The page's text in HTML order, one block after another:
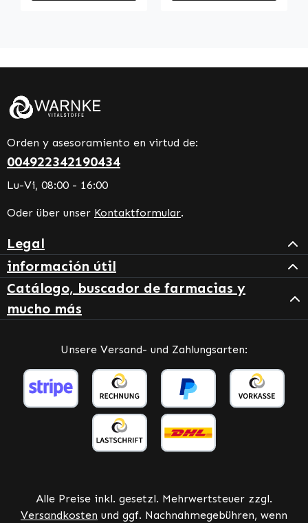
Orden y asesoramiento en virtud de:
004922342190434
Lu-Vi, 08:00 - 16:00
Oder über unser Kontaktformular.
Legal
información útil
Catálogo, buscador de farmacias y
mucho más
Unsere Versand- und Zahlungsarten:
Alle Preise inkl. gesetzl. Mehrwertsteuer zzgl.
Versandkosten und ggf. Nachnahmegebühren, wenn